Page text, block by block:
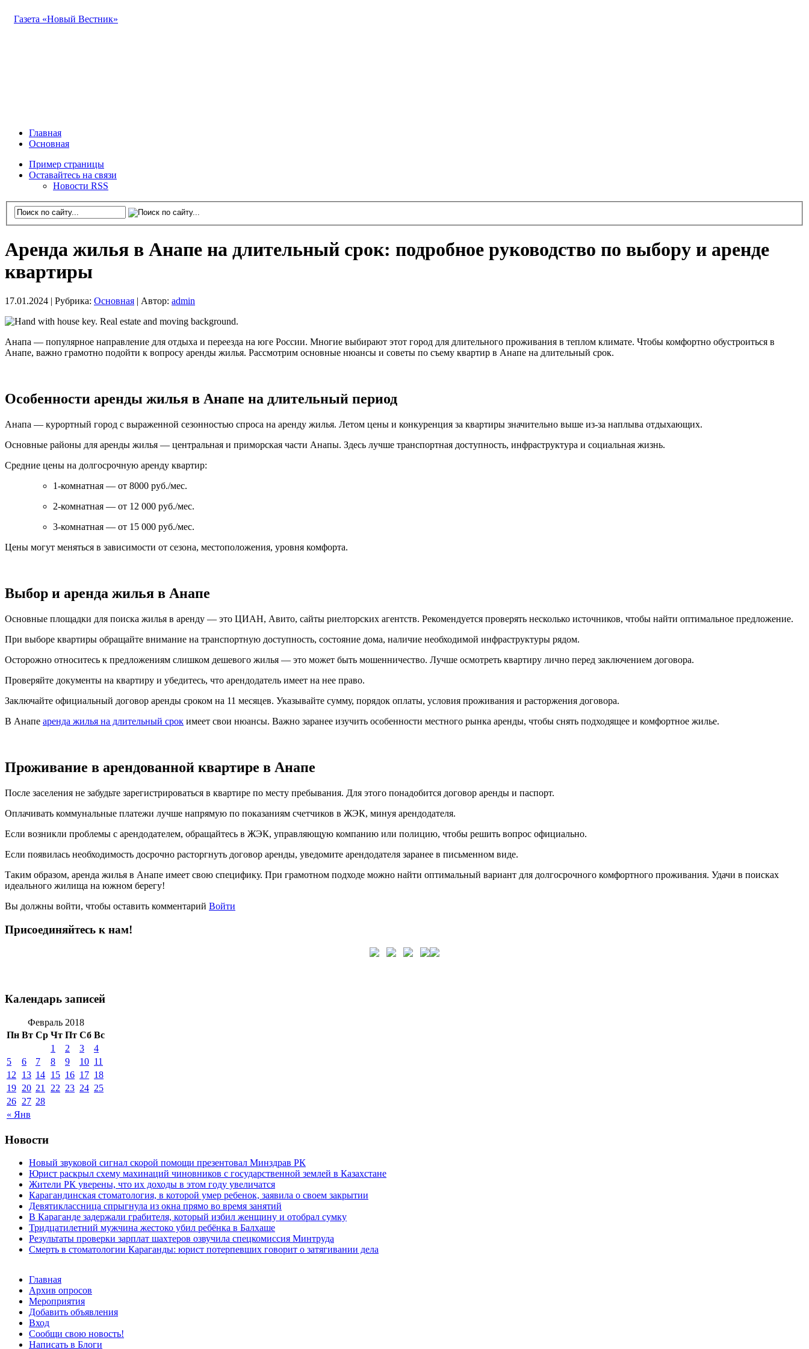
Газета «Новый Вестник»
Главная
Основная
Пример страницы
Оставайтесь на связи
Новости RSS
Аренда жилья в Анапе на длительный срок: подробное руководство по выбору и аренде
квартиры
17.01.2024 | Рубрика: Основная Автор: admin
Анапа — популярное направление для отдыха и переезда на юге России. Многие выбирают этот город для длительного проживания в теплом климате. Чтобы комфортно обустроиться в
Анапе, важно грамотно подойти к вопросу аренды жилья. Рассмотрим основные нюансы и советы по съему квартир в Анапе на длительный срок.
Особенности аренды жилья в Анапе на длительный период
Анапа — курортный город с выраженной сезонностью спроса на аренду жилья. Летом цены и конкуренция за квартиры значительно выше из-за наплыва отдыхающих.
Основные районы для аренды жилья — центральная и приморская части Анапы. Здесь лучше транспортная доступность, инфраструктура и социальная жизнь.
Средние цены на долгосрочную аренду квартир:
1-комнатная — от 8000 руб./мес.
2-комнатная — от 12 000 руб./мес.
3-комнатная — от 15 000 руб./мес.
Цены могут меняться в зависимости от сезона, местоположения, уровня комфорта.
Выбор и аренда жилья в Анапе
Основные площадки для поиска жилья в аренду — это ЦИАН, Авито, сайты риелторских агентств. Рекомендуется проверять несколько источников, чтобы найти оптимальное предложение.
При выборе квартиры обращайте внимание на транспортную доступность, состояние дома, наличие необходимой инфраструктуры рядом.
Осторожно относитесь к предложениям слишком дешевого жилья — это может быть мошенничество. Лучше осмотреть квартиру лично перед заключением договора.
Проверяйте документы на квартиру и убедитесь, что арендодатель имеет на нее право.
Заключайте официальный договор аренды сроком на 11 месяцев. Указывайте сумму, порядок оплаты, условия проживания и расторжения договора.
В Анапе аренда жилья на длительный срок имеет свои нюансы. Важно заранее изучить особенности местного рынка аренды, чтобы снять подходящее и комфортное жилье.
Проживание в арендованной квартире в Анапе
После заселения не забудьте зарегистрироваться в квартире по месту пребывания. Для этого понадобится договор аренды и паспорт.
Оплачивать коммунальные платежи лучше напрямую по показаниям счетчиков в ЖЭК, минуя арендодателя.
Если возникли проблемы с арендодателем, обращайтесь в ЖЭК, управляющую компанию или полицию, чтобы решить вопрос официально.
Если появилась необходимость досрочно расторгнуть договор аренды, уведомите арендодателя заранее в письменном виде.
Таким образом, аренда жилья в Анапе имеет свою специфику. При грамотном подходе можно найти оптимальный вариант для долгосрочного комфортного проживания. Удачи в поисках
идеального жилища на южном берегу!
Вы должны войти, чтобы оставить комментарий Войти
Присоединяйтесь к нам!
Календарь записей
Февраль 2018
Пн Вт Ср Чт Пт Сб Вс
« Янв
1 2 3
4
5
6 7 8 9 10 11
12
13 14 15 16 17 18
19 20 21 22 23 24 25
26 27 28
Новости
Новый звуковой сигнал скорой помощи презентовал Минздрав РК
Юрист раскрыл схему махинаций чиновников с государственной землей в Казахстане
Жители РК уверены, что их доходы в этом году увеличатся
Карагандинская стоматология, в которой умер ребенок, заявила о своем закрытии
Девятиклассница спрыгнула из окна прямо во время занятий
В Караганде задержали грабителя, который избил женщину и отобрал сумку
Тридцатилетний мужчина жестоко убил ребёнка в Балхаше
Результаты проверки зарплат шахтеров озвучила спецкомиссия Минтруда
Смерть в стоматологии Караганды: юрист потерпевших говорит о затягивании дела
Главная
Архив опросов
Мероприятия
Добавить объявления
Вход
Сообщи свою новость!
Написать в Блоги